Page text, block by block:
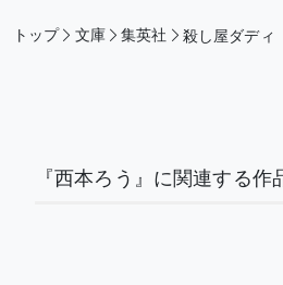
トップ 文庫 集英社 殺し屋ダディ
『西本ろう』に関連する作